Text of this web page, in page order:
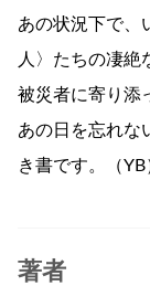
あの状況下で、
人〉たちの凄絶
被災者に寄り添
あの日を忘れな
き書です。（YB
著者